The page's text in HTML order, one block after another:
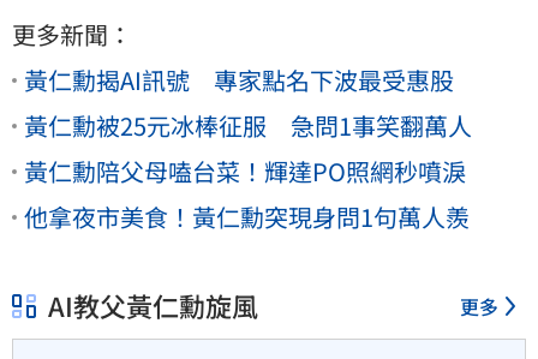
更多新聞：
黃仁勳揭AI訊號 專家點名下波最受惠股
黃仁勳被25元冰棒征服 急問1事笑翻萬人
黃仁勳陪父母嗑台菜！輝達PO照網秒噴淚
他拿夜市美食！黃仁勳突現身問1句萬人羨
AI教父黃仁勳旋風 更多